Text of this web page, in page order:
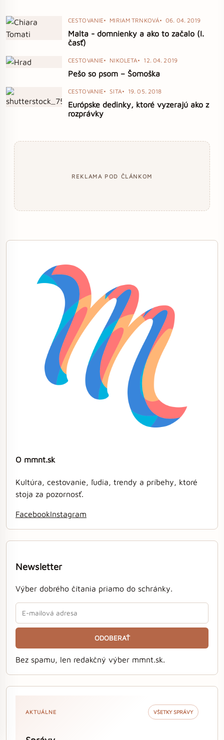
CESTOVANIE MIRIAM TRNKOVÁ 06. 04. 2019
Malta - domnienky a ako to začalo (I.
časť)
CESTOVANIE NIKOLETA 12. 04. 2019
Pešo so psom – Šomoška
CESTOVANIE SITA 19. 05. 2018
Európske dedinky, ktoré vyzerajú ako z
rozprávky
REKLAMA POD ČLÁNKOM
O mmnt.sk
Kultúra, cestovanie, ľudia, trendy a príbehy, ktoré
stoja za pozornosť.
FacebookInstagram
Newsletter
Výber dobrého čítania priamo do schránky.
ODOBERAŤ
Bez spamu, len redakčný výber mmnt.sk.
AKTUÁLNE VŠETKY SPRÁVY